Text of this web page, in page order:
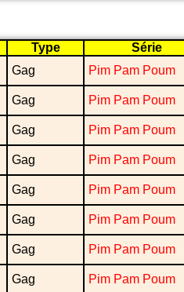
Type
Série
Gag Pim Pam Poum
Gag Pim Pam Poum
Gag Pim Pam Poum
Gag Pim Pam Poum
Gag Pim Pam Poum
Gag Pim Pam Poum
Gag Pim Pam Poum
Gag Pim Pam Poum